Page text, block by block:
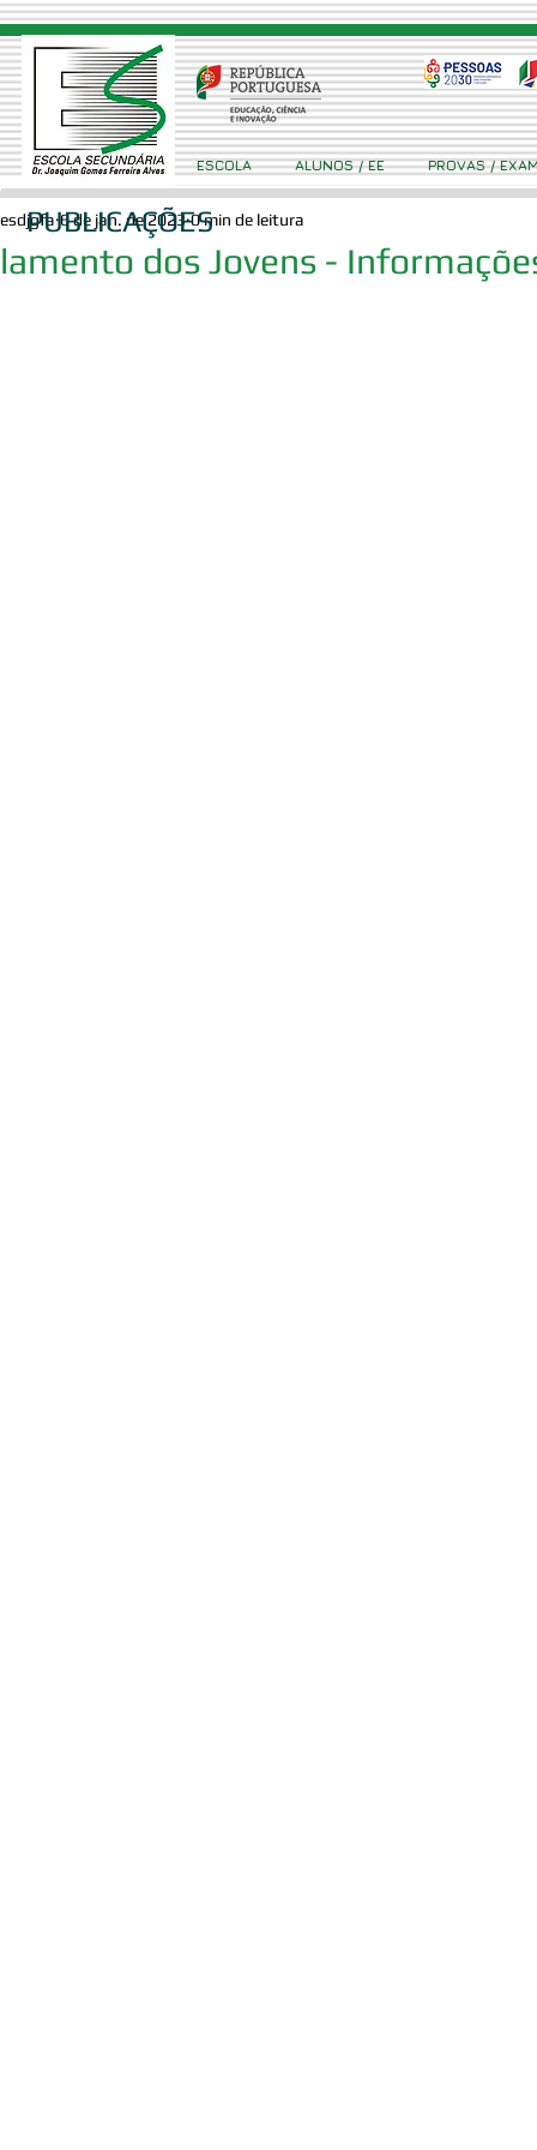
dos Jovens -
esdjgfa 6 de jan. de 2023 0 min de leitura
PUBLICAÇÕES
ESCOLA ALUNOS / EE PROVAS /